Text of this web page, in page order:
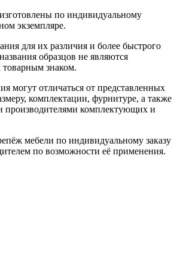
по индивидуальному
экземпляре.
для их различия и более быстрого
образцов не являются
товарным знаком.
могут отличаться от представленных
комплектации, фурнитуре, а также
производителями комплектующих и
мебели по индивидуальному заказу
по возможности её применения.